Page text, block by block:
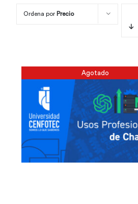
Ordena por Precio
Agotado